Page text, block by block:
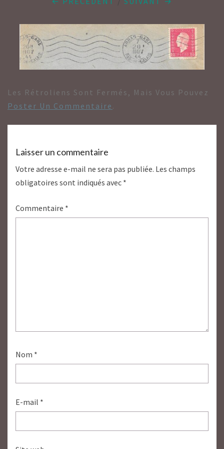
Les Rétroliens Sont Fermés, Mais Vous Pouvez
Poster Un Commentaire .
Laisser un commentaire
Votre adresse e-mail ne sera pas publiée. Les champs
obligatoires sont indiqués avec *
Commentaire *
Nom *
E-mail *